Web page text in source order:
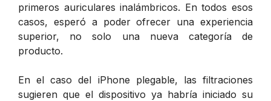
primeros auriculares inalámbricos. En todos esos
casos, esperó a poder ofrecer una experiencia
superior, no solo una nueva categoría de
producto.
En el caso del iPhone plegable, las filtraciones
sugieren que el dispositivo ya habría iniciado su